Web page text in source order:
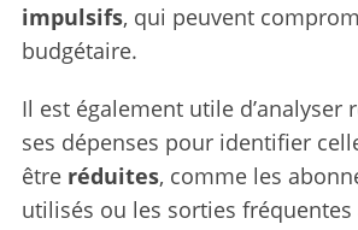
impulsifs, qui peuvent
budgétaire.
Il est également utile d’analyser
ses dépenses pour identifier
être réduites, comme les
utilisés ou les sorties